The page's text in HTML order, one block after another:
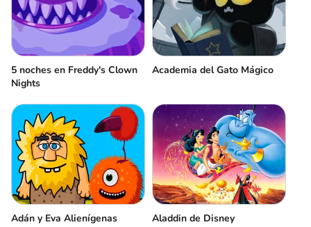
5 noches en Freddy's Clown
Nights
Academia del Gato Mágico
Adán y Eva Alienígenas Aladdin de Disney